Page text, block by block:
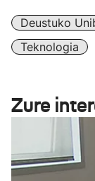
Deustuko
Teknologia
Zure